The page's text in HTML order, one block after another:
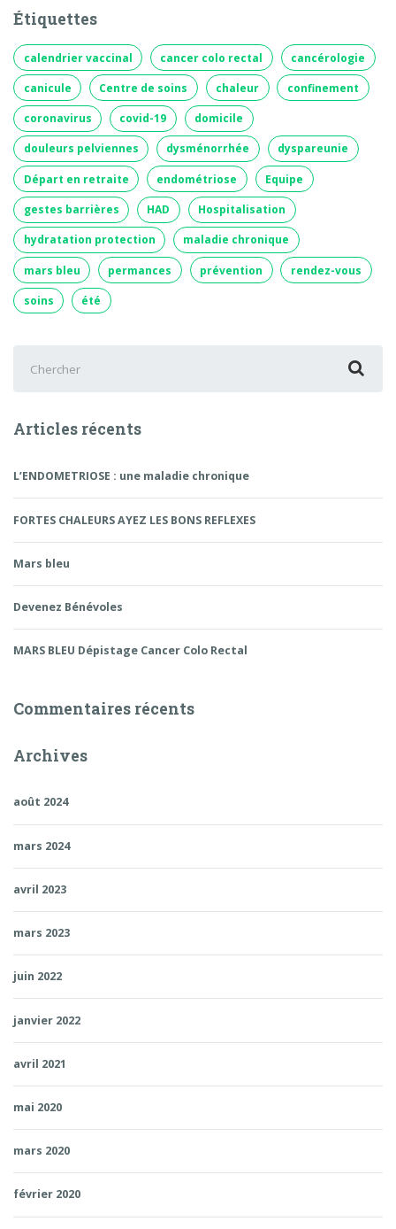
Étiquettes
calendrier vaccinal cancer colo rectal cancérologie
canicule Centre de soins chaleur confinement
coronavirus covid-19 domicile
douleurs pelviennes dysménorrhée dyspareunie
Départ en retraite endométriose Equipe
gestes barrières HAD Hospitalisation
hydratation protection maladie chronique
mars bleu permances prévention rendez-vous
soins été
Articles récents
L’ENDOMETRIOSE : une maladie chronique
FORTES CHALEURS AYEZ LES BONS REFLEXES
Mars bleu
Devenez Bénévoles
MARS BLEU Dépistage Cancer Colo Rectal
Commentaires récents
Archives
août 2024
mars 2024
avril 2023
mars 2023
juin 2022
janvier 2022
avril 2021
mai 2020
mars 2020
février 2020